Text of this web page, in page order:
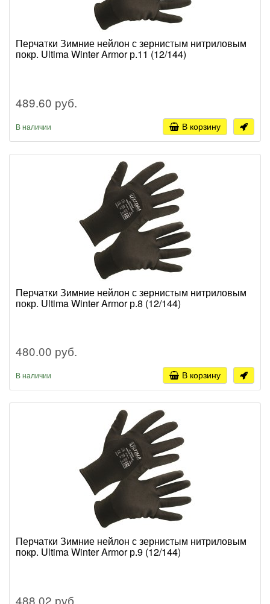
Перчатки Зимние нейлон с зернистым нитриловым
покр. Ultima Winter Armor р.11 (12/144)
489.60 руб.
В наличии В корзину
Перчатки Зимние нейлон с зернистым нитриловым
покр. Ultima Winter Armor р.8 (12/144)
480.00 руб.
В наличии В корзину
Перчатки Зимние нейлон с зернистым нитриловым
покр. Ultima Winter Armor р.9 (12/144)
488.02 руб.